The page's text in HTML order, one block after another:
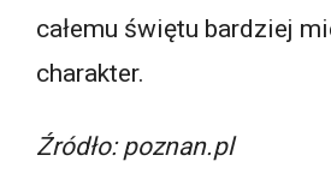
całemu świętu bardziej
charakter.
Źródło: poznan.pl